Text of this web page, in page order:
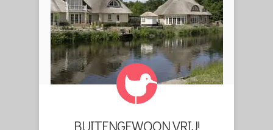
BUITENGEWOON VRIJ!